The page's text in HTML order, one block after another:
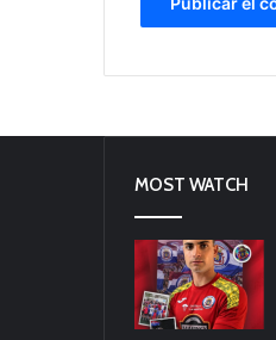
MOST WATCH